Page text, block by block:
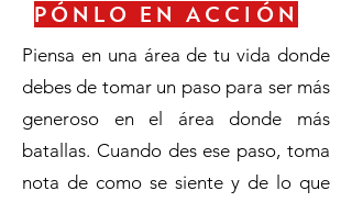
PÓNLO EN ACCIÓN
Piensa en una área de tu vida donde
debes de tomar un paso para ser más
generoso en el área donde más
batallas. Cuando des ese paso, toma
nota de como se siente y de lo que